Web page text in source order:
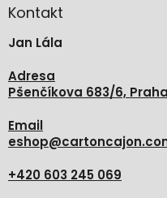
aKontakt
Jan Lála
Adresa
Pšenčíkova 683/6,
Email
eshop@
+420 603 245 069